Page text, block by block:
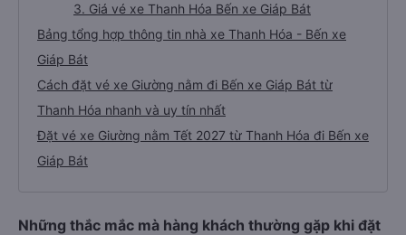
3. Giá vé xe Thanh Hóa Bến xe Giáp Bát
Bảng tổng hợp thông tin nhà xe Thanh Hóa - Bến xe
Giáp Bát
Cách đặt vé xe Giường nằm đi Bến xe Giáp Bát từ
Thanh Hóa nhanh và uy tín nhất
Đặt vé xe Giường nằm Tết 2027 từ Thanh Hóa đi Bến xe
Giáp Bát
Những thắc mắc mà hàng khách thường gặp khi đặt